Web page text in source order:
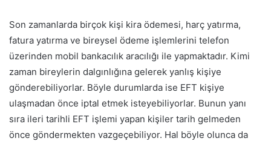
Son zamanlarda birçok kişi kira ödemesi, harç yatırma,
fatura yatırma ve bireysel ödeme işlemlerini telefon
üzerinden mobil bankacılık aracılığı ile yapmaktadır. Kimi
zaman bireylerin dalgınlığına gelerek yanlış kişiye
gönderebiliyorlar. Böyle durumlarda ise EFT kişiye
ulaşmadan önce iptal etmek isteyebiliyorlar. Bunun yanı
sıra ileri tarihli EFT işlemi yapan kişiler tarih gelmeden
önce göndermekten vazgeçebiliyor. Hal böyle olunca da